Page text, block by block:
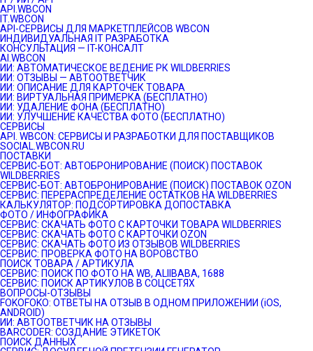
API.WBCON
IT.WBCON
API-СЕРВИСЫ ДЛЯ МАРКЕТПЛЕЙСОВ WBCON
ИНДИВИДУАЛЬНАЯ IT РАЗРАБОТКА
КОНСУЛЬТАЦИЯ — IT-КОНСАЛТ
AI.WBCON
ИИ: АВТОМАТИЧЕСКОЕ ВЕДЕНИЕ РК WILDBERRIES
ИИ: ОТЗЫВЫ — АВТООТВЕТЧИК
ИИ: ОПИСАНИЕ ДЛЯ КАРТОЧЕК ТОВАРА
ИИ: ВИРТУАЛЬНАЯ ПРИМЕРКА (БЕСПЛАТНО)
ИИ: УДАЛЕНИЕ ФОНА (БЕСПЛАТНО)
ИИ: УЛУЧШЕНИЕ КАЧЕСТВА ФОТО (БЕСПЛАТНО)
СЕРВИСЫ
API. WBCON: СЕРВИСЫ И РАЗРАБОТКИ ДЛЯ ПОСТАВЩИКОВ
SOCIAL.WBCON.RU
ПОСТАВКИ
CЕРВИС-БОТ: АВТОБРОНИРОВАНИЕ (ПОИСК) ПОСТАВОК
WILDBERRIES
СЕРВИС-БОТ: АВТОБРОНИРОВАНИЕ (ПОИСК) ПОСТАВОК OZON
СЕРВИС: ПЕРЕРАСПРЕДЕЛЕНИЕ ОСТАТКОВ НА WILDBERRIES
КАЛЬКУЛЯТОР: ПОДСОРТИРОВКА ДОПОСТАВКА
ФОТО / ИНФОГРАФИКА
СЕРВИС: СКАЧАТЬ ФОТО С КАРТОЧКИ ТОВАРА WILDBERRIES
СЕРВИС: СКАЧАТЬ ФОТО С КАРТОЧКИ OZON
СЕРВИС: СКАЧАТЬ ФОТО ИЗ ОТЗЫВОВ WILDBERRIES
СЕРВИС: ПРОВЕРКА ФОТО НА ВОРОВСТВО
ПОИСК ТОВАРА / АРТИКУЛА
СЕРВИС: ПОИСК ПО ФОТО НА WB, ALIIBABA, 1688
СЕРВИС: ПОИСК АРТИКУЛОВ В СОЦСЕТЯХ
ВОПРОСЫ-ОТЗЫВЫ
FOKOFOKO: ОТВЕТЫ НА ОТЗЫВ В ОДНОМ ПРИЛОЖЕНИИ (iOS,
ANDROID)
ИИ: АВТООТВЕТЧИК НА ОТЗЫВЫ
BARCODER: СОЗДАНИЕ ЭТИКЕТОК
ПОИСК ДАННЫХ